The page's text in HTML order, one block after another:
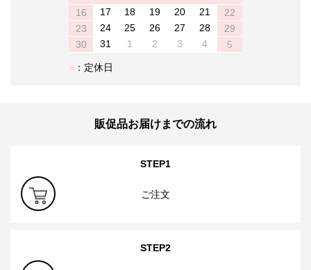
16
17 18 19 20 21
22
23
24 25 26 27 28
29
30
31 1 2 3 4 5
：定休日
販促品お届けまでの流れ
STEP1
ご注文
STEP2